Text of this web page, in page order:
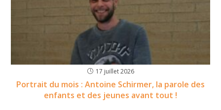
17 juillet 2026
Portrait du mois : Antoine Schirmer, la parole des
enfants et des jeunes avant tout !